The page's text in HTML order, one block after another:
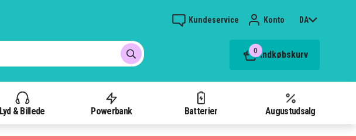
Kundeservice Konto DA
0 Indkøbskurv
Lyd & Billede Powerbank Batterier Augustudsalg